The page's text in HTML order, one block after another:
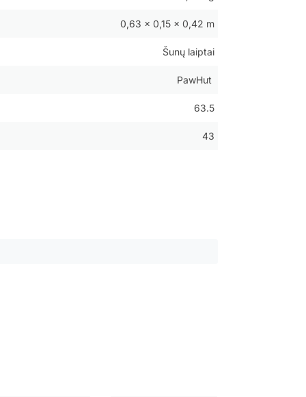
0,63 × 0,15 × 0,42 m
Šunų laiptai
PawHut
63.5
43